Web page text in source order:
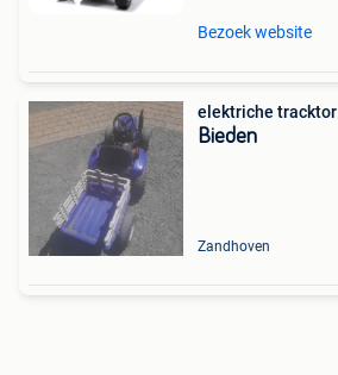
Bezoek website
elektriche tracktor
Bieden
Zandhoven